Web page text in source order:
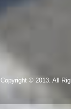
Copyright © 2013. All